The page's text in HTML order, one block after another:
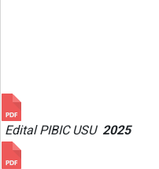
Edital PIBIC USU 2025